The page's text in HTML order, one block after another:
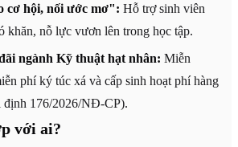
cơ hội, nối ước mơ": Hỗ trợ sinh viên
khăn, nỗ lực vươn lên trong học tập.
ngành Kỹ thuật hạt nhân: Miễn
phí ký túc xá và cấp sinh hoạt phí hàng
định 176/2026/NĐ-CP).
với ai?